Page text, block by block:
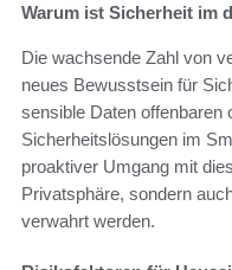
Warum ist Sicherheit im
Die wachsende Zahl von
neues Bewusstsein für
sensible Daten offenbaren
Sicherheitslösungen im
proaktiver Umgang mit
Privatsphäre, sondern
verwahrt werden.